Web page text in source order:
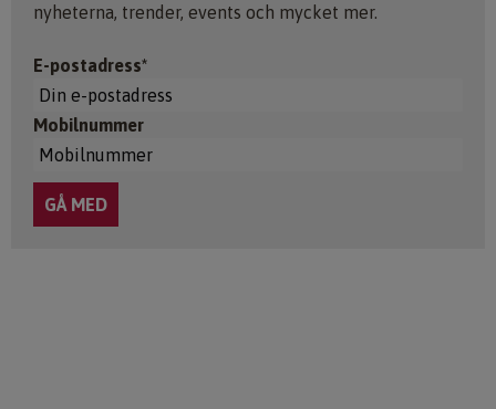
nyheterna, trender, events och mycket mer.
E-postadress*
Mobilnummer